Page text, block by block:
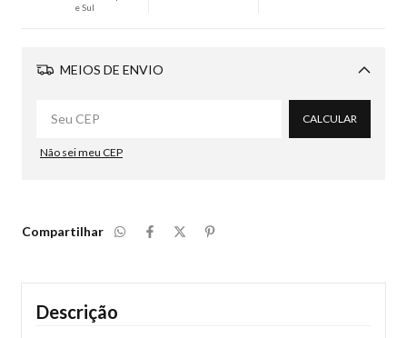
e Sul
MEIOS DE ENVIO
Alterar CEP
CALCULAR
Não sei meu CEP
Compartilhar
Descrição